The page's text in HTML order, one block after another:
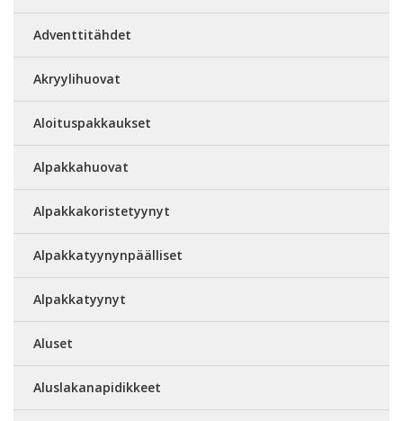
Adventtitähdet
Akryylihuovat
Aloituspakkaukset
Alpakkahuovat
Alpakkakoristetyynyt
Alpakkatyynynpäälliset
Alpakkatyynyt
Aluset
Aluslakanapidikkeet